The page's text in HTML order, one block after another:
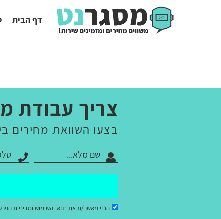
דף הבית
צריך עבודת
בצעו השוואת מחירים
הנני מאשר/ת את תנאי השימוש ומדיניות